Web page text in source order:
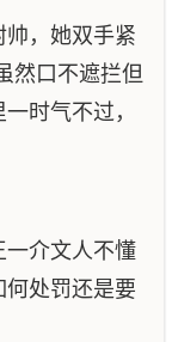
，她双手紧
然口不遮拦但
时气不过，
一介文人不懂
处罚还是要